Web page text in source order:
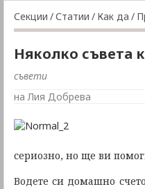
Секции /Статии / Как да /
Няколко съвета
съвети
на Лия Добрева
сериозно, но ще ви
Водете си домашно